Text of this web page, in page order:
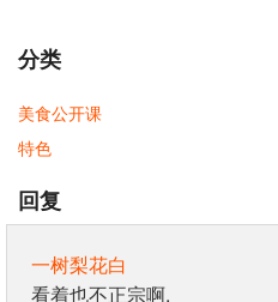
分类
美食公开课
特色
回复
一树梨花白
看着也不正宗啊.